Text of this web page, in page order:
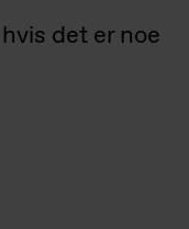
det er noe